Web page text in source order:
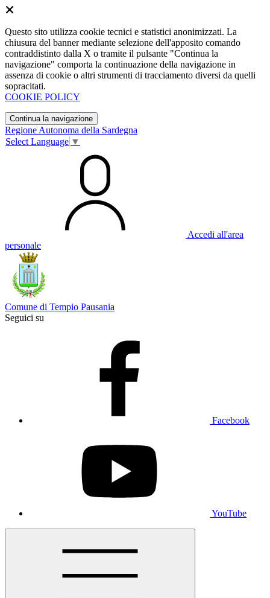
Questo sito utilizza cookie tecnici e statistici anonimizzati. La
chiusura del banner mediante selezione dell'apposito comando
contraddistinto dalla X o tramite il pulsante "Continua la
navigazione" comporta la continuazione della navigazione in
assenza di cookie o altri strumenti di tracciamento diversi da quelli
sopracitati.
COOKIE POLICY
Continua la navigazione
Regione Autonoma della Sardegna
Select Language ▼
Accedi all'area
personale
Comune di Tempio Pausania
Seguici su
Facebook
YouTube